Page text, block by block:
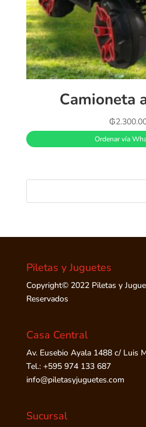
Camioneta
₲
Ordenar vía
Piletas y Juguetes
Copyright© 2022 Piletas y
Reservados
Casa Central
Av. Eusebio Ayala 1488 c/ Luis
Tel.: +595 974 133 687
info@piletasyjuguetes.com
Sucursal